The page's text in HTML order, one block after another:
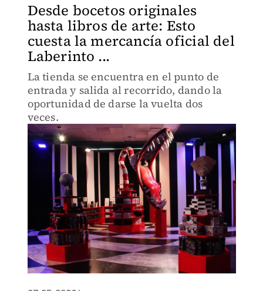
Desde bocetos originales
hasta libros de arte: Esto
cuesta la mercancía oficial del
Laberinto ...
La tienda se encuentra en el punto de
entrada y salida al recorrido, dando la
oportunidad de darse la vuelta dos
veces.